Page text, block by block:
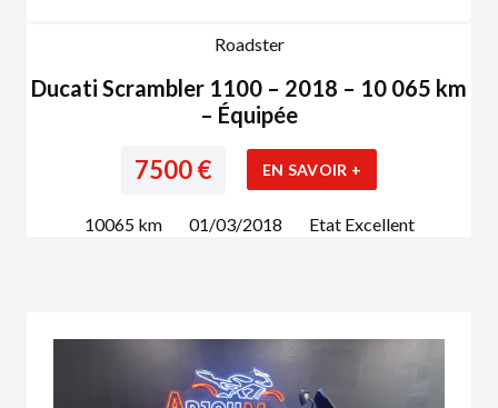
Roadster
Ducati Scrambler 1100 – 2018 – 10 065 km
– Équipée
7500€ EN SAVOIR +
10065km 01/03/2018 Etat Excellent